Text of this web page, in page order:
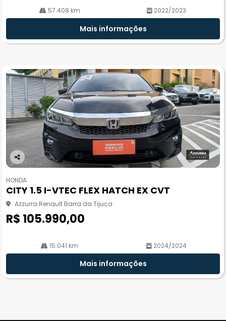
57.408 km 2022/2023
Mais informações
Co
pa
rtil
he
HONDA
CITY 1.5 I-VTEC FLEX HATCH EX CVT
Azzurra Renault Barra da Tijuca
R$ 105.990,00
15.041 km 2024/2024
Mais informações